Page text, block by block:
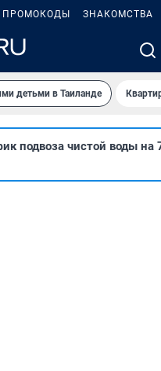
ПРОМОКОДЫ ЗНАКОМСТВА
детьми в Таиланде
подвоза чистой воды на